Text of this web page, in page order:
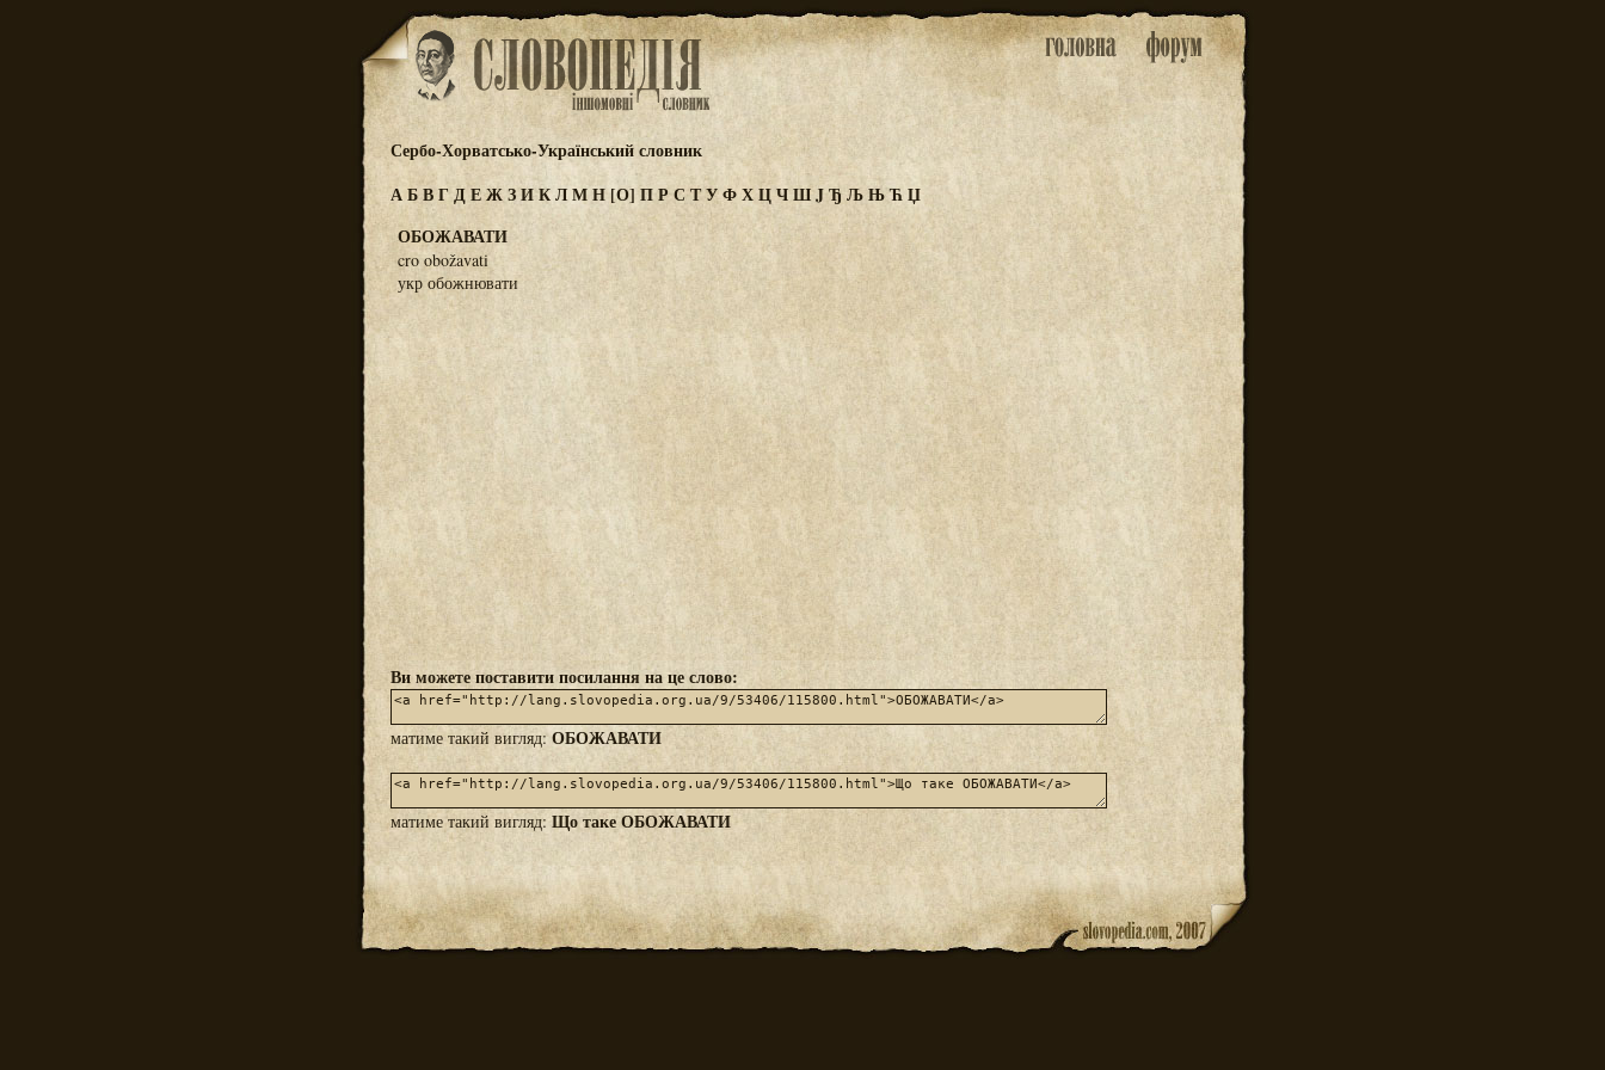
Сербо-Хорватсько-Український словник
АБВГДЕЖЗИКЛМН[О] ПРСТУФХЦЧШJЂ ЉЊЋЏ
ОБОЖАВАТИ
cro obožavati
укр обожнювати
Ви можете поставити посилання на це слово:
матиме такий вигляд:ОБОЖАВАТИ
матиме такий вигляд: Що таке ОБОЖАВАТИ